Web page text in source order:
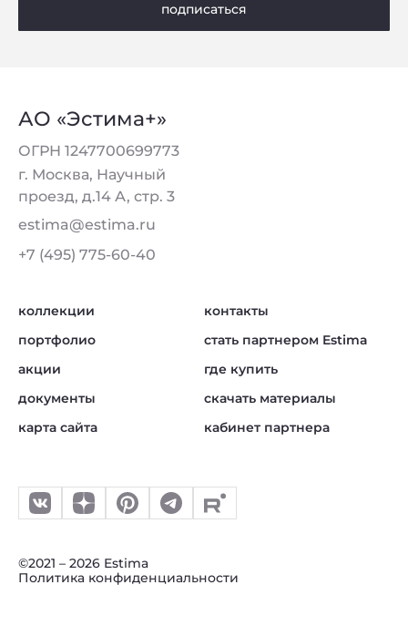
подписаться
АО «Эстима+»
ОГРН 1247700699773
г. Москва, Научный
проезд, д.14 А, стр. 3
estima@estima.ru
+7 (495) 775-60-40
коллекции
портфолио
акции
документы
карта сайта
контакты
стать партнером Estima
где купить
скачать материалы
кабинет партнера
©2021 – 2026 Estima
Политика конфиденциальности